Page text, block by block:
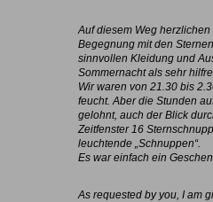
Auf diesem Weg
Begegnung mit den
sinnvollen Kleidung und
Sommernacht als sehr
Wir waren von 21.30 bis
feucht. Aber die Stunden
gelohnt, auch der Blick
Zeitfenster 16
leuchtende „Schnuppen“.
Es war einfach ein
As requested by you, I am